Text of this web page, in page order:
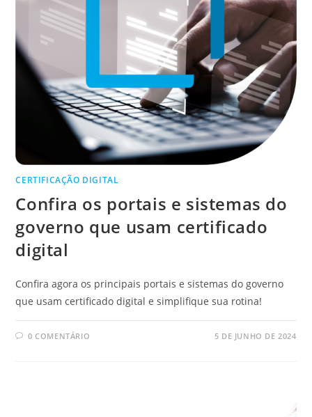
CERTIFICAÇÃO DIGITAL
Confira os portais e sistemas do
governo que usam certificado
digital
Confira agora os principais portais e sistemas do governo
que usam certificado digital e simplifique sua rotina!
0 COMENTÁRIO 5 DE JUNHO DE 2024